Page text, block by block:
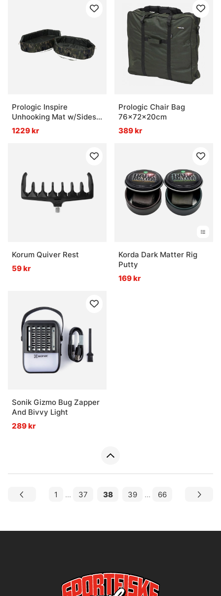
Prologic Inspire
Unhooking Mat w/Sides L
110x65cm
1229 kr
Prologic Chair Bag
76x72x20cm
389 kr
Korum Quiver Rest
59 kr
Korda Dark Matter Rig
Putty
169 kr
Sonik Gizmo Bug Zapper
And Bivvy Light
289 kr
1 ... 37 38 39 ... 66